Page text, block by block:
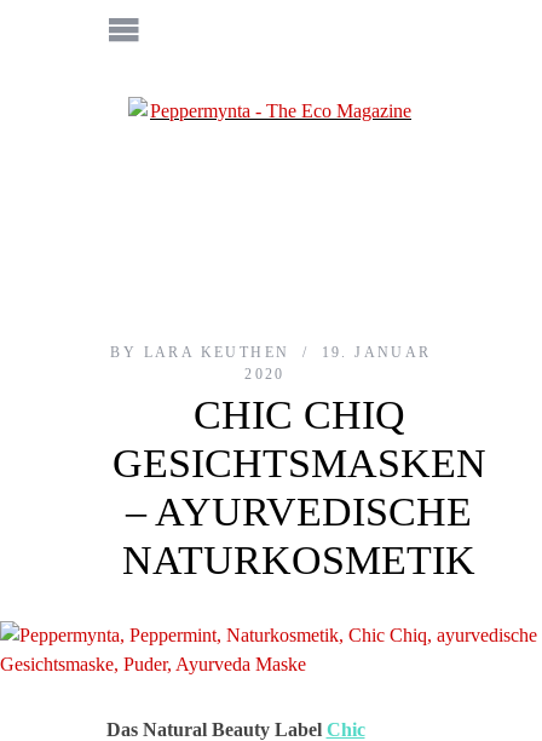
BY LARA KEUTHEN
19. JANUAR
2020
CHIC CHIQ
GESICHTSMASKEN
– AYURVEDISCHE
NATURKOSMETIK
Das Natural Beauty Label Chic